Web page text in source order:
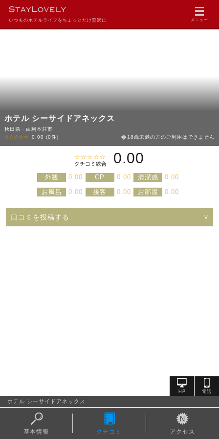
いつものホテルライフをちょっとだけ贅沢に メニュー
ホテル シーサイドアネックス
秋田県・由利本荘市
☆☆☆☆☆
0.00 (0件) 18歳未満の方のご利用はできません
☆☆☆☆☆
クチコミ総合 0.00
外観 0.00 CP 0.00 清潔感
0.00
お風呂
0.00 接客 0.00 お部屋 0.00
口コミを投稿する
ホテル シーサイドアネックス